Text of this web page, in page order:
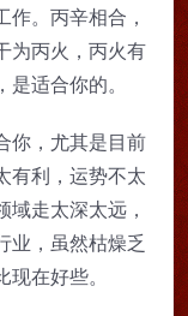
。丙辛相合，
为丙火，丙火有
适合你的。
你，尤其是目前
有利，运势不太
走太深太远，
业，虽然枯燥乏
在好些。